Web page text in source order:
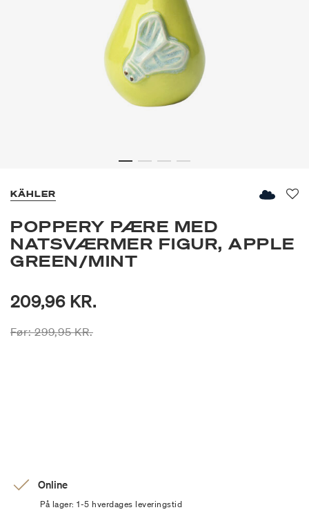
KÄHLER
POPPERY PÆRE MED
NATSVÆRMER FIGUR, APPLE
GREEN/MINT
209,96 KR.
Prisen er nedsat fra
Før:299,95 KR.til
Online
På lager: 1-5 hverdages leveringstid